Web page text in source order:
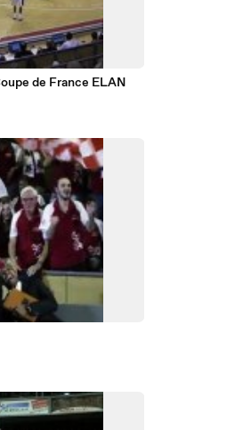
de France ELAN